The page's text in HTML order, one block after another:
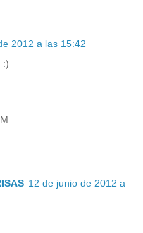
2012 a las 15:42
:)
12 de junio de 2012 a